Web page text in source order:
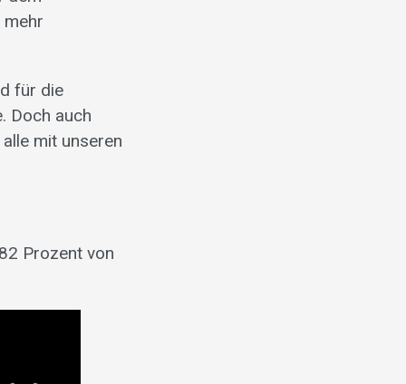
für die
Doch auch
mit unseren
Prozent von